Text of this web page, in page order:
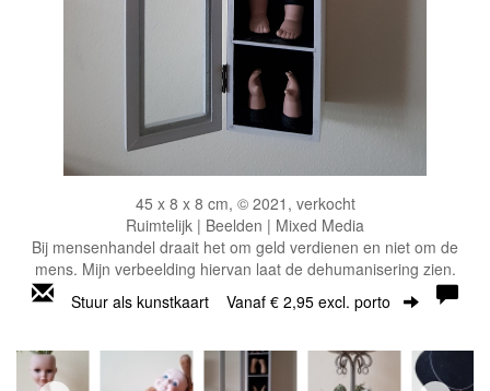
45 x 8 x 8 cm, © 2021, verkocht
Ruimtelijk | Beelden | Mixed Media
Bij mensenhandel draait het om geld verdienen en niet om de
mens. Mijn verbeelding hiervan laat de dehumanisering zien.
Stuur als kunstkaart Vanaf € 2,95 excl. porto